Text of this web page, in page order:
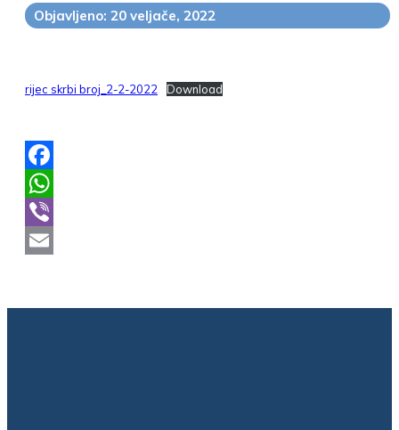
Objavljeno: 20 veljače, 2022
rijec skrbi broj_2-2-2022 Download
Facebook
WhatsApp
Viber